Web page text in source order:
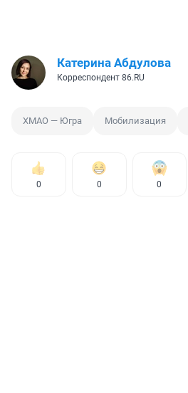
Катерина Абдулова
Корреспондент 86.RU
ХМАО — Югра Мобилизация
0 0 0